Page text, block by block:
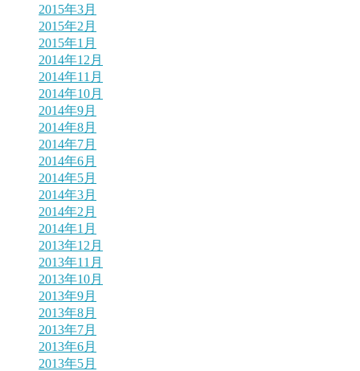
2015年3月
2015年2月
2015年1月
2014年12月
2014年11月
2014年10月
2014年9月
2014年8月
2014年7月
2014年6月
2014年5月
2014年3月
2014年2月
2014年1月
2013年12月
2013年11月
2013年10月
2013年9月
2013年8月
2013年7月
2013年6月
2013年5月